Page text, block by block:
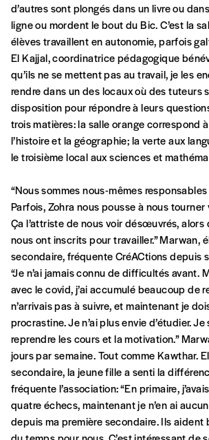
CONNEXION
Mot de passe oublié?
Créer un
compte
A partir de 2021,Imag, le
l’interculturel,vous est proposé à
Le prix libre est un mode de
par l’acheteur d’un bien ou d’un
peut être une manière pour lui de
qu’il estime juste. Dans l’objectif de
activités et publications
d’affirmer notre attachement aux
solidarité, nous vous proposons
vous-mêmes le coût de notre
ou supérieure au prix indicatif. De
manière, vous soutenez le travail
de rédaction selon vos moyens et
motivations.
En pratique
Vous vous abonnez pour
cours ou vous commandez au
Vous indiquez si vous souhaitez
revue en format papier ou
Vous renseignez vos
Vous versez le montant de votre
compteIBAN BE34 0010 7305
2190avec en communication
la commande renseigné dans le
d’autres sont plongés dans un livre ou
ligne ou mordent le bout du Bic. C’est la
élèves travaillent en autonomie, parfois
El Kajjal, coordinatrice pédagogique
qu’ils ne se mettent pas au travail, je les
rendre dans un des locaux où des tuteurs
disposition pour répondre à leurs
trois matières: la salle orange correspond
l’histoire et la géographie; la verte aux
le troisième local aux sciences et
“Nous sommes nous-mêmes
Parfois, Zohra nous pousse à nous
Ça l’attriste de nous voir désœuvrés, alors
nous ont inscrits pour travailler.” Marwan,
secondaire, fréquente CréACtions depuis
“Je n’ai jamais connu de difficultés avant.
avec le covid, j’ai accumulé beaucoup de
n’arrivais pas à suivre, et maintenant je
procrastine. Je n’ai plus envie d’étudier.
reprendre les cours et la motivation.”
jours par semaine. Tout comme Kawthar.
secondaire, la jeune fille a senti la
fréquente l’association: “En primaire,
quatre échecs, maintenant je n’en ai
depuis ma première secondaire. Ils aident